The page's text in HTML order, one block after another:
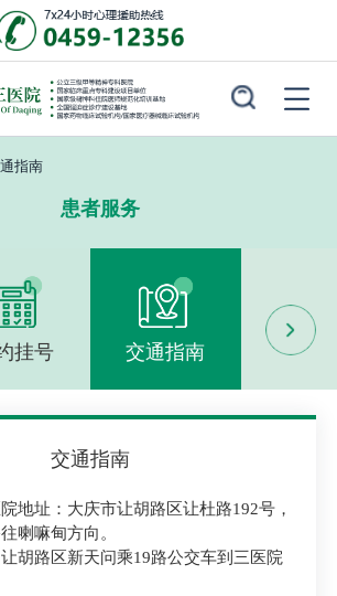
指南
患者服务
挂号 交通指南 就诊
交通指南
地址：大庆市让胡路区让杜路192号，
喇嘛甸方向。
胡路区新天问乘19路公交车到三医院